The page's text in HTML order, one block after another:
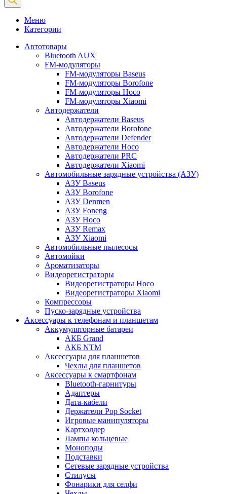
Меню
Категории
Автотовары
Bluetooth AUX
FM-модуляторы
FM-модуляторы Baseus
FM-модуляторы Borofone
FM-модуляторы Hoco
FM-модуляторы Xiaomi
Автодержатели
Автодержатели Baseus
Автодержатели Borofone
Автодержатели Defender
Автодержатели Hoco
Автодержатели PRC
Автодержатели Xiaomi
Автомобильные зарядные устройства (АЗУ)
АЗУ Baseus
АЗУ Borofone
АЗУ Denmen
АЗУ Foneng
АЗУ Hoco
АЗУ Remax
АЗУ Xiaomi
Автомобильные пылесосы
Автомойки
Ароматизаторы
Видеорегистраторы
Видеорегистраторы Hoco
Видеорегистраторы Xiaomi
Компрессоры
Пуско-зарядные устройства
Аксессуары к телефонам и планшетам
Аккумуляторные батареи
АКБ Grand
АКБ NTM
Аксессуары для планшетов
Чехлы для планшетов
Аксессуары к смартфонам
Bluetooth-гарнитуры
Адаптеры
Дата-кабели
Держатели Pop Socket
Игровые манипуляторы
Картхолдер
Лампы кольцевые
Моноподы
Подставки
Сетевые зарядные устройства
Стилусы
Фонарики для селфи